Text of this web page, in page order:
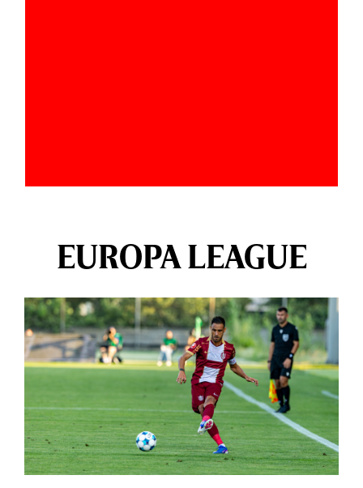
EUROPA LEAGUE